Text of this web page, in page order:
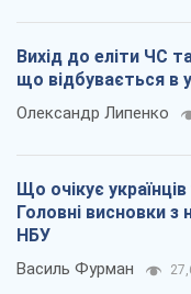
Вихід до еліти ЧС
що відбувається в
Олександр Липенко
Що очікує
Головні висновки з
НБУ
Василь Фурман